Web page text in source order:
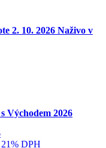
2. 10. 2026 Naživo v
Východem 2026
21% DPH